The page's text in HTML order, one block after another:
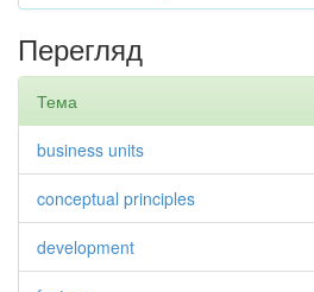
Перегляд
Тема
business units
conceptual principles
development